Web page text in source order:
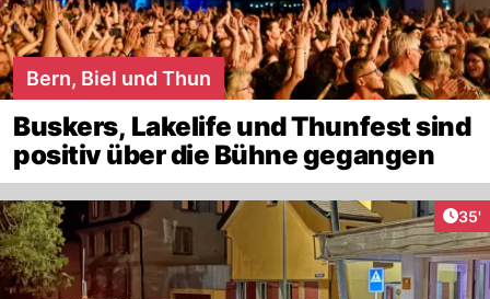
Bern, Biel und Thun
Buskers, Lakelife und Thunfest sind
positiv über die Bühne gegangen
35'